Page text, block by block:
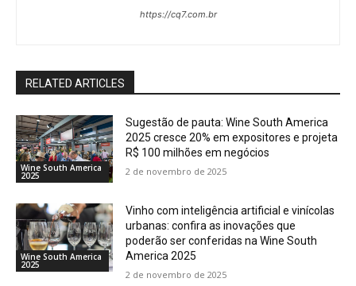
https://cq7.com.br
RELATED ARTICLES
Wine South America
2025
Sugestão de pauta: Wine South America
2025 cresce 20% em expositores e projeta
R$ 100 milhões em negócios
2 de novembro de 2025
Wine South America
2025
Vinho com inteligência artificial e vinícolas
urbanas: confira as inovações que
poderão ser conferidas na Wine South
America 2025
2 de novembro de 2025